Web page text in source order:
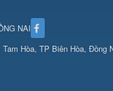
NAI
Hòa, TP Biên Hòa, Đồng